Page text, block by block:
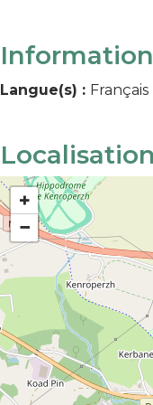
Langue(s) : Français
Localisation
+
−